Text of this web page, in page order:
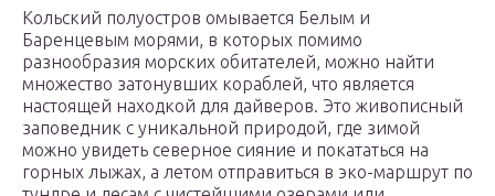
Кольский полуостров омывается Белым и
Баренцевым морями, в которых помимо
разнообразия морских обитателей, можно найти
множество затонувших кораблей, что является
настоящей находкой для дайверов. Это живописный
заповедник с уникальной природой, где зимой
можно увидеть северное сияние и покататься на
горных лыжах, а летом отправиться в эко-маршрут по